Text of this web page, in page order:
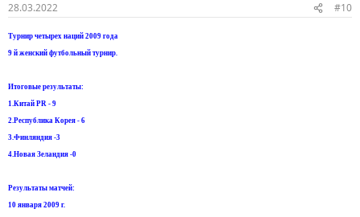
28.03.2022 #10
Турнир четырех наций 2009 года
9 й женский футбольный турнир.
Итоговые результаты:
1.Китай PR - 9
2.Республика Корея - 6
3.Финляндия -3
4.Новая Зеландия -0
Результаты матчей:
10 января 2009 г.